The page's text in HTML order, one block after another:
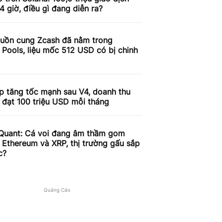
giờ, điều gì đang diễn ra?
cung Zcash đã nằm trong
liệu mốc 512 USD có bị chinh
tăng tốc mạnh sau V4, doanh thu
100 triệu USD mỗi tháng
Cá voi đang âm thầm gom
và XRP, thị trường gấu sắp
Quảng Cáo